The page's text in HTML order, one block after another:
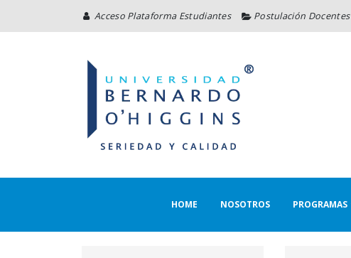
Acceso Plataforma Estudiantes Postulación Docentes
HOME NOSOTROS PROGRAMAS